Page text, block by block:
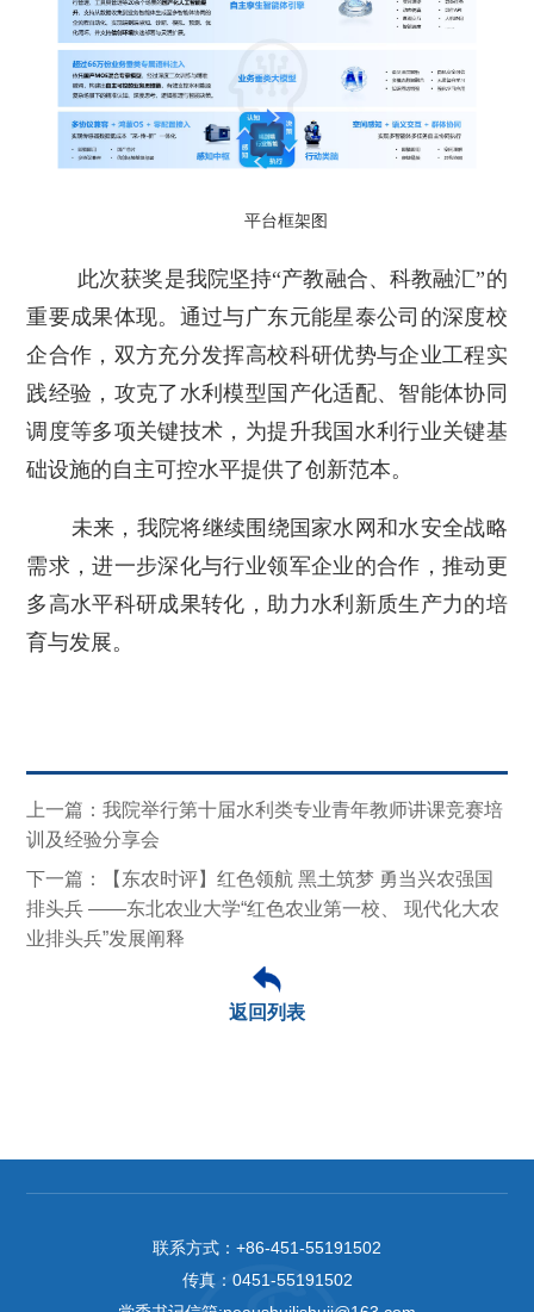
平台框架图
此次获奖是我院坚持“产教融合、科教融汇”的
重要成果体现。通过与广东元能星泰公司的深度校
企合作，双方充分发挥高校科研优势与企业工程实
践经验，攻克了水利模型国产化适配、智能体协同
调度等多项关键技术，为提升我国水利行业关键基
础设施的自主可控水平提供了创新范本。
未来，我院将继续围绕国家水网和水安全战略
需求，进一步深化与行业领军企业的合作，推动更
多高水平科研成果转化，助力水利新质生产力的培
育与发展。
上一篇：我院举行第十届水利类专业青年教师讲课竞赛培
训及经验分享会
下一篇：【东农时评】红色领航 黑土筑梦 勇当兴农强国
排头兵 ——东北农业大学“红色农业第一校、 现代化大农
业排头兵”发展阐释
返回列表
联系方式： +86-451-55191502
传真： 0451-55191502